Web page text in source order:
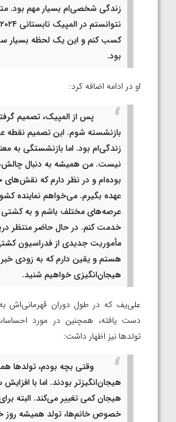
زندگی شخصی‌ام بسیار مهم بود.
کسب کنم و این یک لحظه بسیار
بود.
او در ادامه اضافه کرد:
پس از المپیک، تصمیم
بازنشسته شوم. این تصمیم نقطه
زندگی‌ام بود. اما بازنشستگی به
نیست. من همیشه به دنبال
بوده‌ام و در نظر دارم که نقش‌های
عهده بگیرم. می‌خواهم نماینده
عرصه‌های مختلف باشم و به
خدمت کنم. در حال حاضر منتظر
مأموریت جدیدی از فدراسیون
هستم و یقین دارم که به زودی
هیجان‌انگیزی خواهیم شنید.
علی‌یف که در طول دوران قهرمانی‌اش به
دست یافته، همچنین در مورد
تولد‌ها نیز اظهار داشت:
وقتی بچه بودم، تولد‌ها
هیجان‌انگیزتر بودند. اما با
هیجان کمی تغییر می‌کند. البته
خصوص خانم‌ها، تولد همیشه